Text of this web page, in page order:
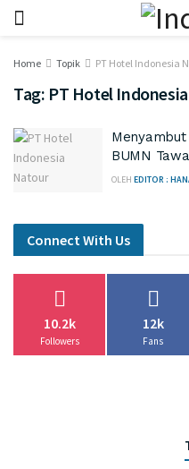
Home Topik PT Hotel Indonesia
Tag: PT Hotel
BUMN
OLEH EDITOR :
Connect With Us
10.2k
Followers
12k
Fans